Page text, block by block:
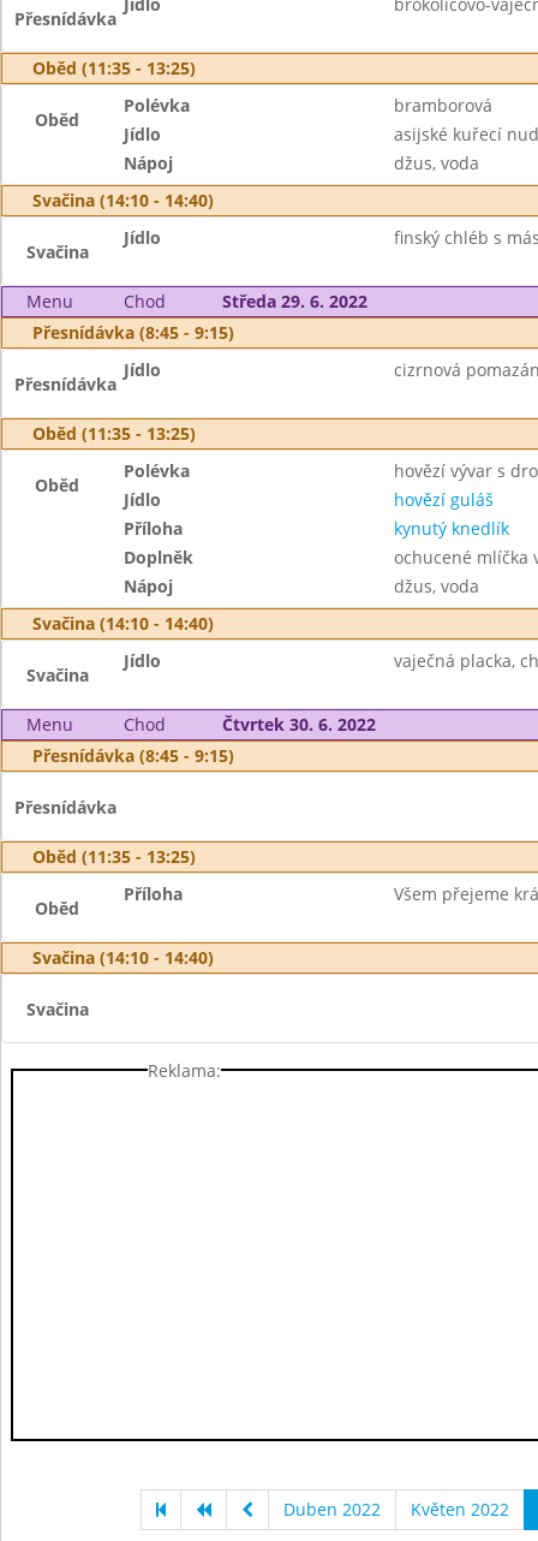
Přesnídávka
Oběd (11:35 - 13:25)
Oběd
Polévka
bramborová
Jídlo
asijské kuřecí
Nápoj
džus, voda
Svačina (14:10 - 14:40)
Svačina
Jídlo finský chléb s
Menu Chod
Středa 29. 6. 2022
Přesnídávka (8:45 - 9:15)
Přesnídávka
Jídlo cizrnová
Oběd (11:35 - 13:25)
Oběd
Polévka
hovězí vývar s
Jídlo
hovězí guláš
Příloha
kynutý knedlík
Doplněk
ochucené mlíčka
Nápoj
džus, voda
Svačina (14:10 - 14:40)
Svačina
Jídlo vaječná placka,
Menu Chod
Čtvrtek 30. 6. 2022
Přesnídávka (8:45 - 9:15)
Přesnídávka
Oběd (11:35 - 13:25)
Oběd
Příloha Všem přejeme
Svačina (14:10 - 14:40)
Svačina
Reklama:
Duben 2022 Květen 2022